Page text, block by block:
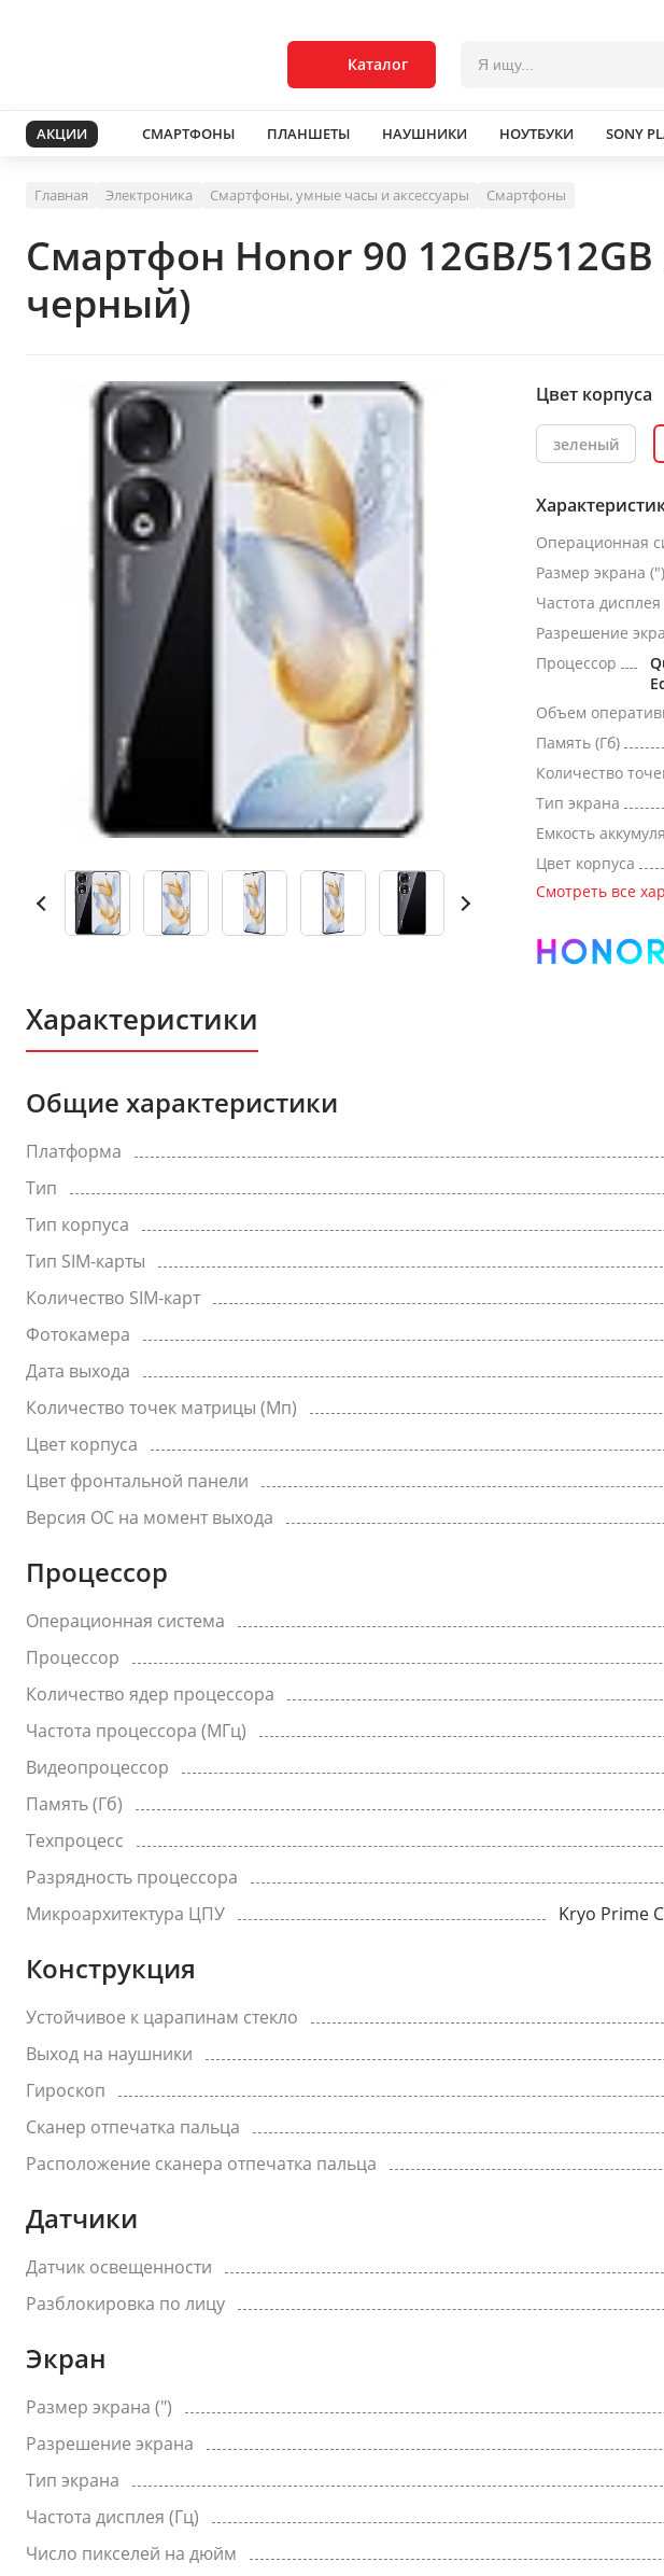
Каталог
АКЦИИ СМАРТФОНЫ ПЛАНШЕТЫ НАУШНИКИ НОУТБУКИ SONY
Главная Электроника Смартфоны, умные часы и аксессуары Смартфоны
Смартфон Honor 90 12GB/
черный)
Цвет корпуса
зеленый
Операционная
Размер экрана (")
Частота дисплея
Разрешение
Процессор
Объем
Память (Гб)
Количество
Тип экрана
Емкость
Цвет корпуса
Смотреть все
Характеристики
Общие характеристики
Платформа
Тип
Тип корпуса
Тип SIM-карты
Количество SIM-карт
Фотокамера
Дата выхода
Количество точек матрицы (Мп)
Цвет корпуса
Цвет фронтальной панели
Версия ОС на момент выхода
Процессор
Операционная система
Процессор
Количество ядер процессора
Частота процессора (МГц)
Видеопроцессор
Память (Гб)
Техпроцесс
Разрядность процессора
Микроархитектура ЦПУ
Kryo Prime
Конструкция
Устойчивое к царапинам стекло
Выход на наушники
Гироскоп
Сканер отпечатка пальца
Расположение сканера отпечатка пальца
Датчики
Датчик освещенности
Разблокировка по лицу
Экран
Размер экрана (")
Разрешение экрана
Тип экрана
Частота дисплея (Гц)
Число пикселей на дюйм